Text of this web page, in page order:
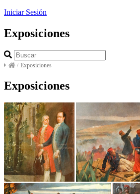
Iniciar Sesión
Exposiciones
/ Exposiciones
Exposiciones